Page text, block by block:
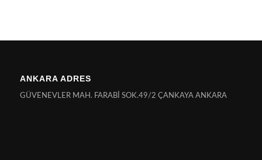
ANKARA ADRES
GÜVENEVLER MAH. FARABİ SOK.49/2 ÇANKAYA ANKARA